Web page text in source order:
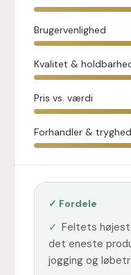
Brugervenlighed
Kvalitet &
Pris vs. værdi
Forhandler & tryghed
✓ Fordele
✓ Feltets
det eneste
jogging og